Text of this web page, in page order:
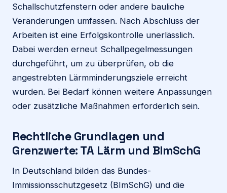
Schallschutzfenstern oder andere bauliche
Veränderungen umfassen. Nach Abschluss der
Arbeiten ist eine Erfolgskontrolle unerlässlich.
Dabei werden erneut Schallpegelmessungen
durchgeführt, um zu überprüfen, ob die
angestrebten Lärmminderungsziele erreicht
wurden. Bei Bedarf können weitere Anpassungen
oder zusätzliche Maßnahmen erforderlich sein.
Rechtliche Grundlagen und
Grenzwerte: TA Lärm und BImSchG
In Deutschland bilden das Bundes-
Immissionsschutzgesetz (BImSchG) und die